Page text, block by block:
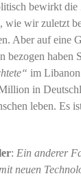
bewirkt
wie wir zuletzt
Aber auf eine
bezogen haben
im
in
leben. Es
: Ein anderer
neuen